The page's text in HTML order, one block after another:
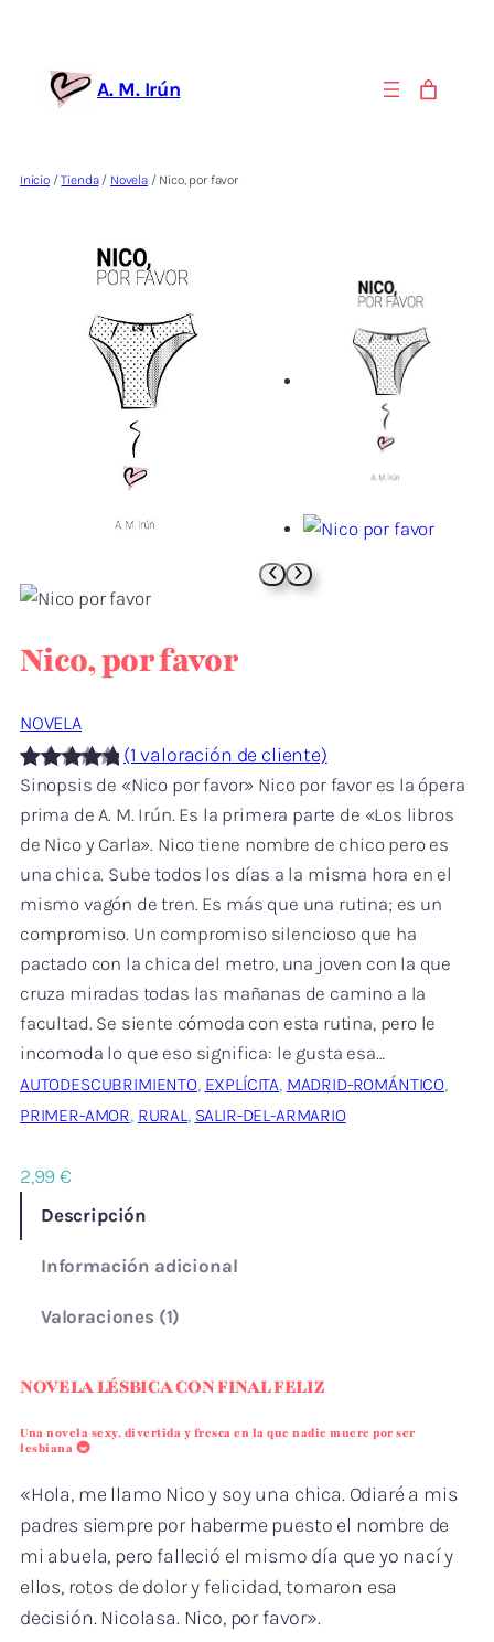
contenido A. M. Irún
Inicio/Tienda/ Novela/ Nico, por favor
Nico, por favor
NOVELA
Valorado
con5.00
de 5 en
base a
1
valoración
de un
cliente
(1 valoración de cliente)
Sinopsis de «Nico por favor» Nico por favor es la ópera
prima de A. M. Irún. Es la primera parte de «Los libros
de Nico y Carla». Nico tiene nombre de chico pero es
una chica. Sube todos los días a la misma hora en el
mismo vagón de tren. Es más que una rutina; es un
compromiso. Un compromiso silencioso que ha
pactado con la chica del metro, una joven con la que
cruza miradas todas las mañanas de camino a la
facultad. Se siente cómoda con esta rutina, pero le
incomoda lo que eso significa: le gusta esa…
AUTODESCUBRIMIENTO, EXPLÍCITA, MADRID-ROMÁNTICO,
PRIMER-AMOR, RURAL , SALIR-DEL-ARMARIO
2,99€
Descripción
Información adicional
Valoraciones (1)
NOVELA LÉSBICA CON FINAL FELIZ
Una novela sexy, divertida y fresca en la que nadie muere por ser
lesbiana 🚇
«Hola, me llamo Nico y soy una chica. Odiaré a mis
padres siempre por haberme puesto el nombre de
mi abuela, pero falleció el mismo día que yo nací y
ellos, rotos de dolor y felicidad, tomaron esa
decisión. Nicolasa. Nico, por favor».